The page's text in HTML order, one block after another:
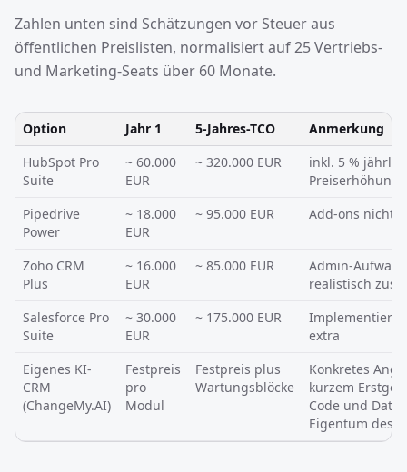
Zahlen unten sind Schätzungen vor Steuer aus
öffentlichen Preislisten, normalisiert auf 25 Vertriebs-
und Marketing-Seats über 60 Monate.
Option Jahr 1 5-Jahres-TCO
Anmerkung
HubSpot Pro
Suite
~ 60.000
EUR
~ 320.000 EUR
inkl. 5 %
Preiserhöhung
Pipedrive
Power
~ 18.000
EUR
~ 95.000 EUR Add-ons nicht
Zoho CRM
Plus
~ 16.000
EUR
~ 85.000 EUR
Admin-Aufwand
realistisch
Salesforce Pro
Suite
~ 30.000
EUR
~ 175.000 EUR
extra
Eigenes KI-
CRM
(ChangeMy.AI)
Festpreis
pro
Modul
Festpreis plus
Wartungsblöcke
Konkretes
kurzem
Code und
Eigentum des